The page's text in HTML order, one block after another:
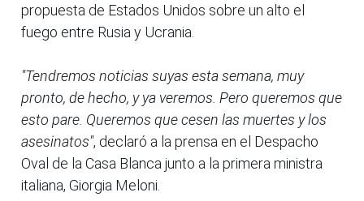
propuesta de Estados Unidos sobre un alto el
fuego entre Rusia y Ucrania.
"Tendremos noticias suyas esta semana, muy
pronto, de hecho, y ya veremos. Pero queremos que
esto pare. Queremos que cesen las muertes y los
asesinatos", declaró a la prensa en el Despacho
Oval de la Casa Blanca junto a la primera ministra
italiana, Giorgia Meloni.